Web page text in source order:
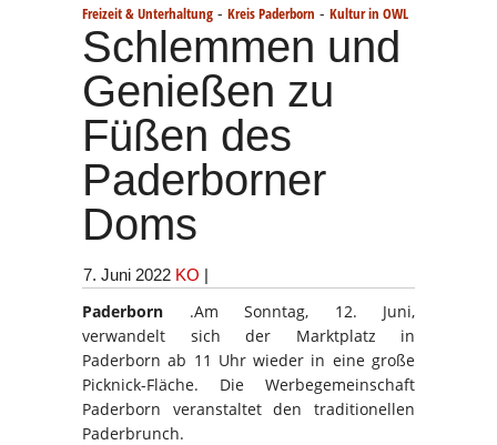
Freizeit & Unterhaltung - Kreis Paderborn - Kultur in OWL
Schlemmen und
Genießen zu
Füßen des
Paderborner
Doms
7. Juni 2022 KO |
Paderborn .Am Sonntag, 12. Juni,
verwandelt sich der Marktplatz in
Paderborn ab 11 Uhr wieder in eine große
Picknick-Fläche. Die Werbegemeinschaft
Paderborn veranstaltet den traditionellen
Paderbrunch.